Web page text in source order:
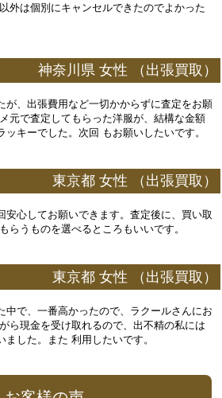
外は個別にキャンセルできたのでよかった
神奈川県 女性 （出張買取）
が、出張費用など一切かからずに査定をお願
元で査定してもらった洋服が、結構な金額
キーでした。次回 もお願いしたいです。
東京都 女性 （出張買取）
安心してお願いできます。査定後に、買い取
らうものを選べるところもいいです。
東京都 女性 （出張買取）
中で、一番高かったので、ラクールさんにお
ら現金を受け取れるので、出不精の私には
した。また 利用したいです。